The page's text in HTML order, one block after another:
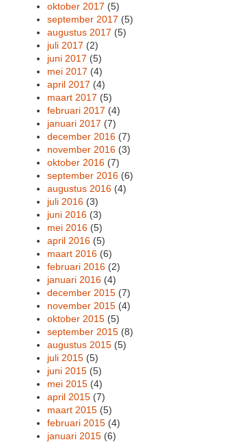
oktober 2017 (5)
september 2017 (5)
augustus 2017 (5)
juli 2017 (2)
juni 2017 (5)
mei 2017 (4)
april 2017 (4)
maart 2017 (5)
februari 2017 (4)
januari 2017 (7)
december 2016 (7)
november 2016 (3)
oktober 2016 (7)
september 2016 (6)
augustus 2016 (4)
juli 2016 (3)
juni 2016 (3)
mei 2016 (5)
april 2016 (5)
maart 2016 (6)
februari 2016 (2)
januari 2016 (4)
december 2015 (7)
november 2015 (4)
oktober 2015 (5)
september 2015 (8)
augustus 2015 (5)
juli 2015 (5)
juni 2015 (5)
mei 2015 (4)
april 2015 (7)
maart 2015 (5)
februari 2015 (4)
januari 2015 (6)